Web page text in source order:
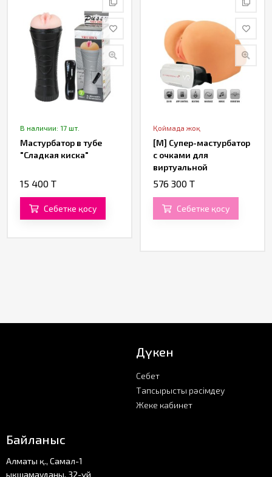
В наличии: 17 шт.
Мастурбатор в тубе
"Сладкая киска"
15 400 T
Себетке қосу
Қоймада жоқ
[M] Супер-мастурбатор
с очками для
виртуальной
реальности - CyberSkin
576 300 T
Себетке қосу
Дүкен
Себет
Тапсырысты рәсімдеу
Жеке кабинет
Байланыс
Алматы қ., Самал-1
ықшамауданы, 32-үй